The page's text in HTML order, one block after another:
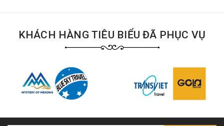
KHÁCH HÀNG TIÊU BIỂU ĐÃ PHỤC VỤ